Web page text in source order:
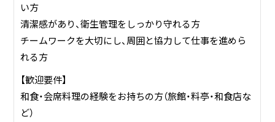
い方
清潔感があり、衛生管理をしっかり守れる方
チームワークを大切にし、周囲と協力して仕事を進めら
れる方
【歓迎要件】
和食・会席料理の経験をお持ちの方（旅館・料亭・和食店な
ど）